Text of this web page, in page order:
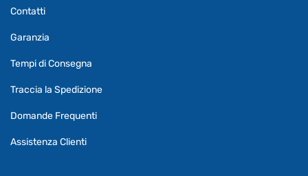
Contatti
Garanzia
Tempi di Consegna
Traccia la Spedizione
Domande Frequenti
Assistenza Clienti